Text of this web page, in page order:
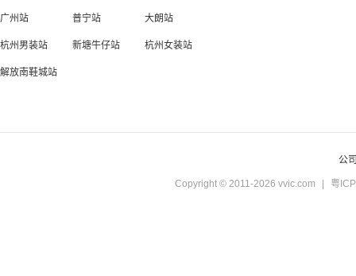
广州站 普宁站 大朗站
杭州男装站 新塘牛仔站 杭州女装站
解放南鞋城站
公
Copyright © 2011-2026 vvic.com 粤